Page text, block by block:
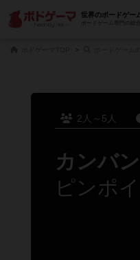
世界のボードゲー
ボードゲーム専門の総
2人～5人
カンバ
ピンポ